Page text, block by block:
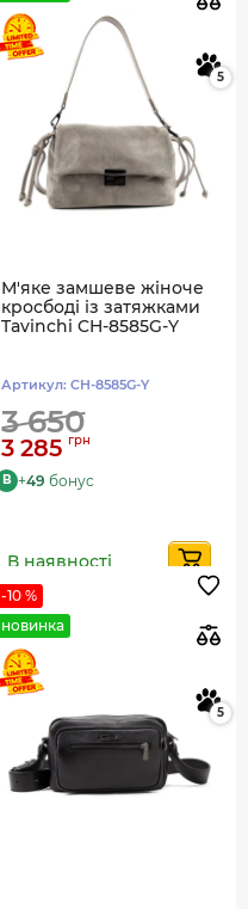
5
М'яке замшеве жіноче
кросбоді із затяжками
Tavinchi CH-8585G-Y
Артикул: CH-8585G-Y
3 650
3 285 грн
B +49 бонус
В наявності
-10 %
новинка
5